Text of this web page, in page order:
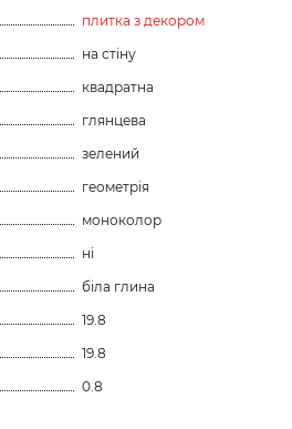
плитка з декором
на стіну
квадратна
глянцева
зелений
геометрія
моноколор
ні
біла глина
19.8
19.8
0.8